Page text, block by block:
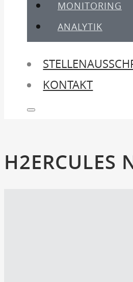
MONITORING
ANALYTIK
KONTAKT
H2ERCULES